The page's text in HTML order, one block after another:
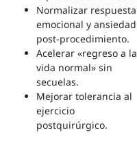
Normalizar respuesta
emocional y ansiedad
post-procedimiento.
Acelerar «regreso a la
vida normal» sin
secuelas.
Mejorar tolerancia al
ejercicio
postquirúrgico.